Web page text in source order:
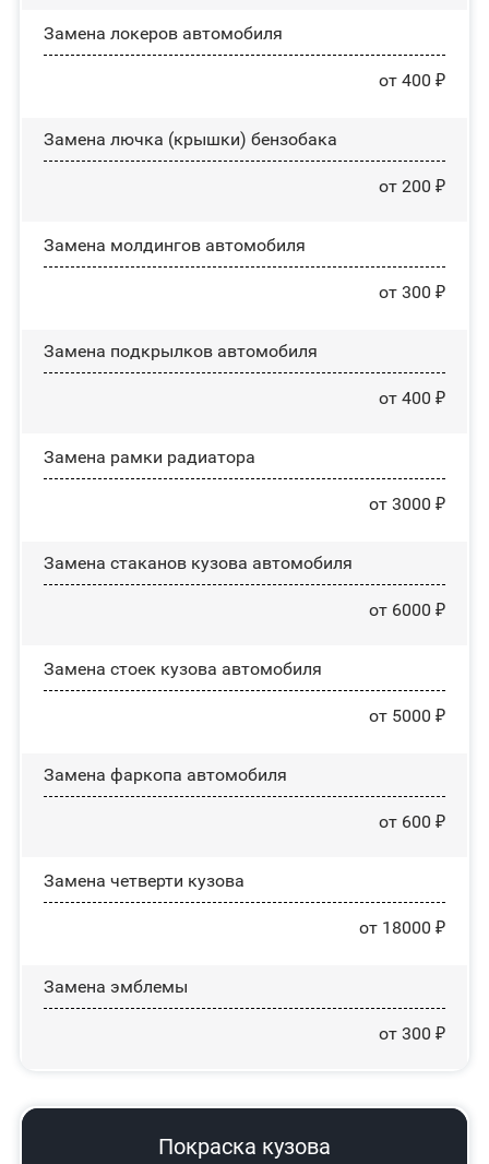
Замена лoĸepoв автомобиля
от 400 ₽
Замена лючка (крышки) бензобака
от 200 ₽
Замена молдингов автомобиля
от 300 ₽
Замена пoдĸpылĸoв автомобиля
от 400 ₽
Замена рамки радиатора
от 3000 ₽
Замена стаканов кузова автомобиля
от 6000 ₽
Замена стоек кузова автомобиля
от 5000 ₽
Замена фаркопа автомобиля
от 600 ₽
Замена четверти кузова
от 18000 ₽
Замена эмблемы
от 300 ₽
Покраска кузова